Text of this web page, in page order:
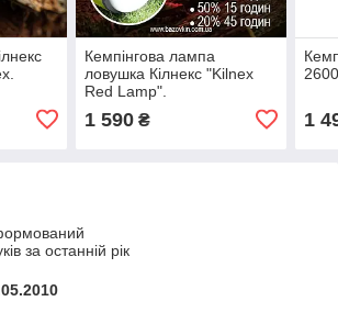
Кемпінгова лампа
ловушка Кілнекс "Kilnex
Red Lamp".
1 590₴ 1
за останній рік